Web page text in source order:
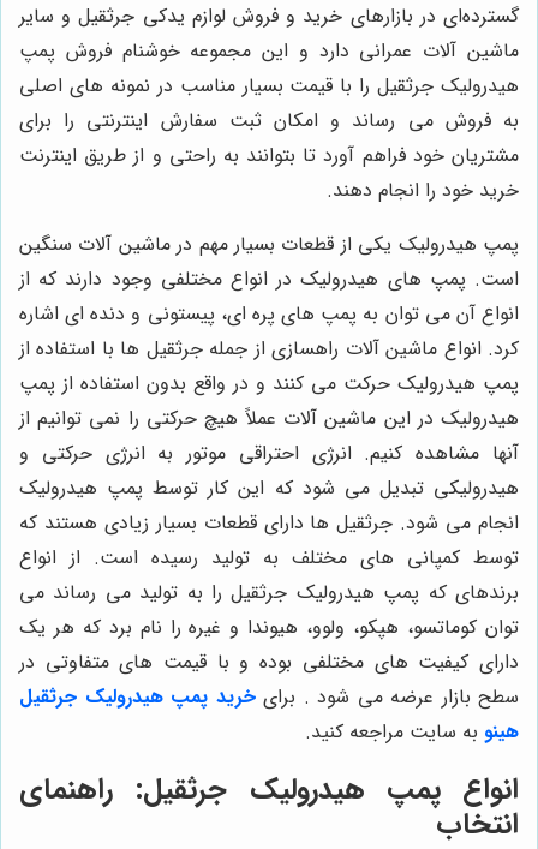
گسترده‌ای در بازارهای خرید و فروش لوازم یدکی جرثقیل و سایر
ماشین آلات عمرانی دارد و این مجموعه خوشنام فروش پمپ
هیدرولیک جرثقیل را با قیمت بسیار مناسب در نمونه های اصلی
به فروش می رساند و امکان ثبت سفارش اینترنتی را برای
مشتریان خود فراهم آورد تا بتوانند به راحتی و از طریق اینترنت
خرید خود را انجام دهند.
پمپ هیدرولیک یکی از قطعات بسیار مهم در ماشین آلات سنگین
است. پمپ های هیدرولیک در انواع مختلفی وجود دارند که از
انواع آن می توان به پمپ های پره ای، پیستونی و دنده ای اشاره
کرد. انواع ماشین آلات راهسازی از جمله جرثقیل ها با استفاده از
پمپ هیدرولیک حرکت می کنند و در واقع بدون استفاده از پمپ
هیدرولیک در این ماشین آلات عملاً هیچ حرکتی را نمی توانیم از
آنها مشاهده کنیم. انرژی احتراقی موتور به انرژی حرکتی و
هیدرولیکی تبدیل می شود که این کار توسط پمپ هیدرولیک
انجام می شود. جرثقیل ها دارای قطعات بسیار زیادی هستند که
توسط کمپانی های مختلف به تولید رسیده است. از انواع
برندهای که پمپ هیدرولیک جرثقیل را به تولید می رساند می
توان کوماتسو، هپکو، ولوو، هیوندا و غیره را نام برد که هر یک
دارای کیفیت های مختلفی بوده و با قیمت های متفاوتی در
سطح بازار عرضه می شود . برایخرید پمپ هیدرولیک جرثقیل
هینو به سایت مراجعه کنید.
انواع پمپ هیدرولیک جرثقیل: راهنمای
انتخاب